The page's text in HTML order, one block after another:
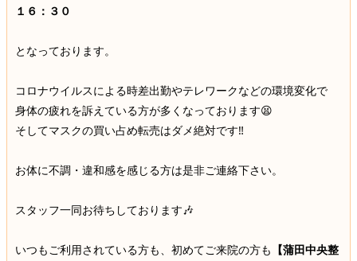
１６：３０
となっております。
コロナウイルスによる時差出勤やテレワークなどの環境変化で
身体の疲れを訴えている方が多くなっております😫
そしてマスクの買い占め転売はダメ絶対です‼
お体に不調・違和感を感じる方は是非ご連絡下さい。
スタッフ一同お待ちしております🎶
いつもご利用されている方も、初めてご来院の方も 【蒲田中央整